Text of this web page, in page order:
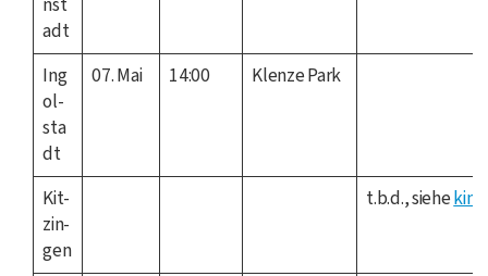
adt
Ing
ol­
sta
dt
07. Mai 14:00 Klen­ze Park
Kit­
zin­
gen
t.b.d., sie­he